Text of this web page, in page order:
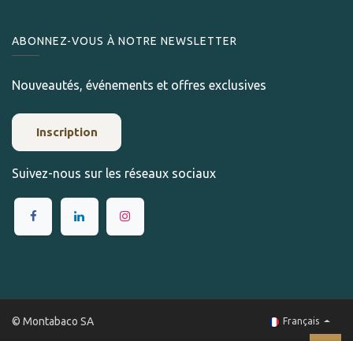
ABONNEZ-VOUS À NOTRE NEWSLETTER
Nouveautés, événements et offres exclusives
Inscription
Suivez-nous sur les réseaux sociaux
© Montabaco SA Français